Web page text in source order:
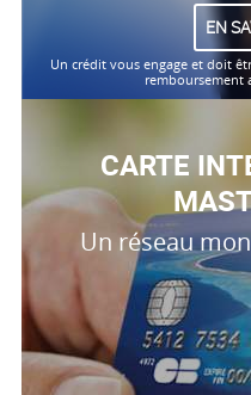
EN
Un crédit vous engage et doit
remboursement
CARTE
Un réseau